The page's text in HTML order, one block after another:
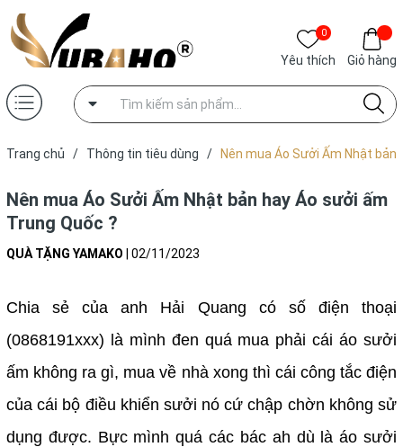
0
Yêu thích Giỏ hàng
Trang chủ / Thông tin tiêu dùng /
Nên mua Áo Sưởi Ấm Nhật bản
Nên mua Áo Sưởi Ấm Nhật bản hay Áo sưởi ấm
Trung Quốc ?
QUÀ TẶNG YAMAKO 02/11/2023
Chia sẻ của anh Hải Quang có số điện thoại
(0868191xxx) là mình đen quá mua phải cái áo sưởi
ấm không ra gì, mua về nhà xong thì cái công tắc điện
của cái bộ điều khiển sưởi nó cứ chập chờn không sử
dụng được. Bực mình quá các bác ah dù là áo sưởi